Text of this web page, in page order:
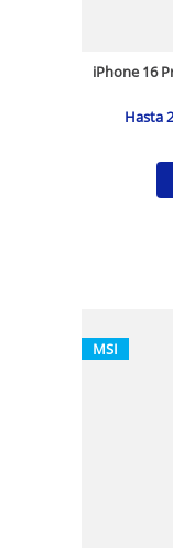
iPhone 16
Hasta
MSI